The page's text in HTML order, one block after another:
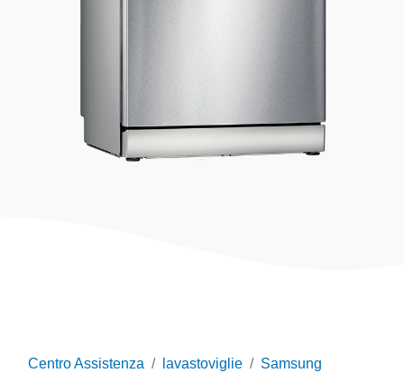
Centro Assistenza lavastoviglie
Samsung